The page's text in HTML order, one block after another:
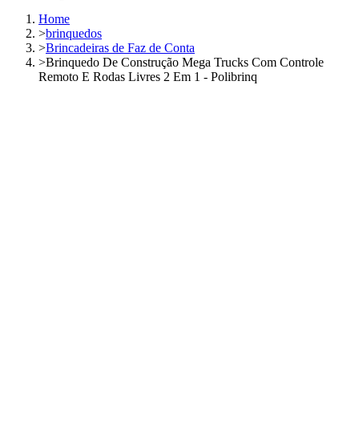
Home
>brinquedos
>Brincadeiras de Faz de Conta
>Brinquedo De Construção Mega Trucks Com Controle
Remoto E Rodas Livres 2 Em 1 - Polibrinq